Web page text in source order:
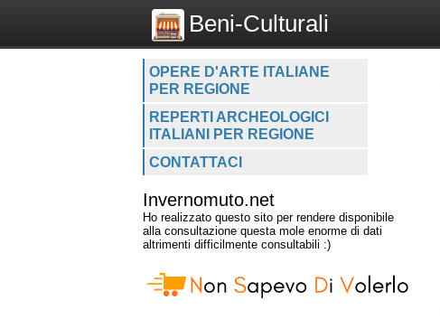
Beni-Culturali
OPERE D'ARTE ITALIANE
PER REGIONE
REPERTI ARCHEOLOGICI
ITALIANI PER REGIONE
CONTATTACI
Invernomuto.net
Ho realizzato questo sito per rendere disponibile
alla consultazione questa mole enorme di dati
altrimenti difficilmente consultabili :)